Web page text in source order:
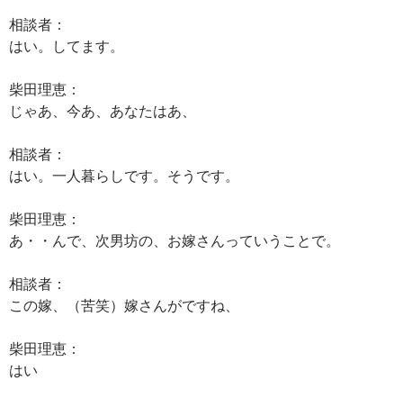
相談者：
はい。してます。
柴田理恵：
じゃあ、今あ、あなたはあ、
相談者：
はい。一人暮らしです。そうです。
柴田理恵：
あ・・んで、次男坊の、お嫁さんっていうことで。
相談者：
この嫁、（苦笑）嫁さんがですね、
柴田理恵：
はい